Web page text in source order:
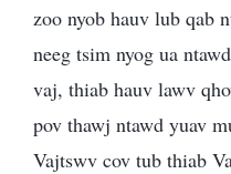
zoo nyob hauv lub qab
neeg tsim nyog ua
vaj, thiab hauv lawv
pov thawj ntawd yuav
Vajtswv cov tub thiab